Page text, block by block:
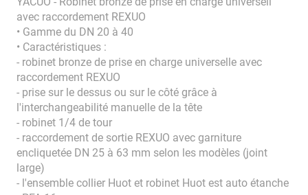
avec raccordement REXUO
• Gamme du DN 20 à 40
• Caractéristiques :
- robinet bronze de prise en charge universelle avec
raccordement REXUO
- prise sur le dessus ou sur le côté grâce à
l'interchangeabilité manuelle de la tête
- robinet 1/4 de tour
- raccordement de sortie REXUO avec garniture
encliquetée DN 25 à 63 mm selon les modèles (joint
large)
- l'ensemble collier Huot et robinet Huot est auto étanche